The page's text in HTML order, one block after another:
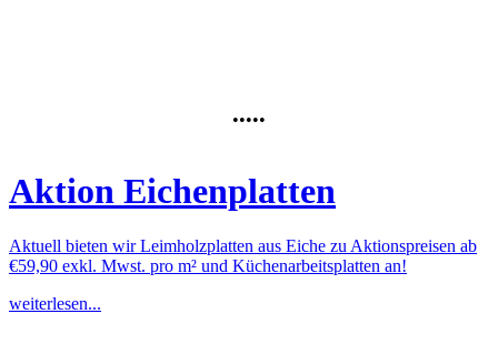
•••••
Aktion Eichenplatten
Aktuell bieten wir Leimholzplatten aus Eiche zu Aktionspreisen ab
€59,90 exkl. Mwst. pro m² und Küchenarbeitsplatten an!
weiterlesen...